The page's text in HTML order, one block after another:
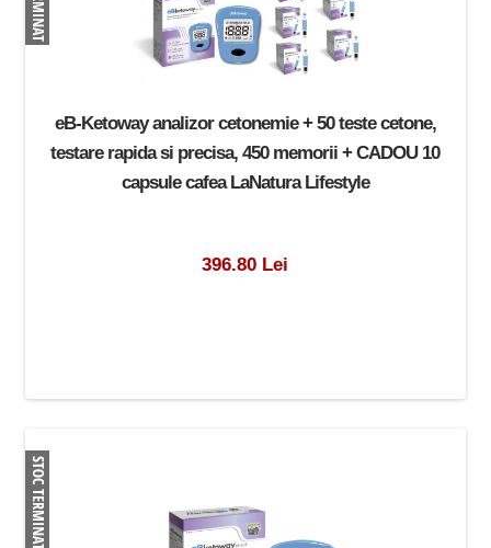
eB-Ketoway analizor cetonemie + 50 teste cetone,
testare rapida si precisa, 450 memorii + CADOU 10
capsule cafea LaNatura Lifestyle
396.80 Lei